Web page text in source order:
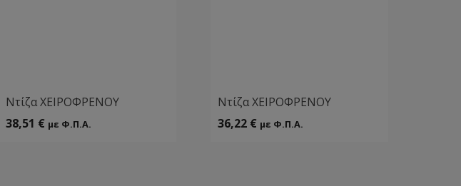
Ντίζα ΧΕΙΡΟΦΡΕΝΟΥ
38,51 € με Φ.Π.Α.
Ντίζα ΧΕΙΡΟΦΡΕΝΟΥ
36,22 € με Φ.Π.Α.